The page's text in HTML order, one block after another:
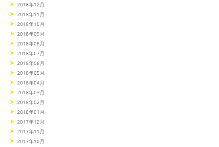
2018年12月
2018年11月
2018年10月
2018年09月
2018年08月
2018年07月
2018年06月
2018年05月
2018年04月
2018年03月
2018年02月
2018年01月
2017年12月
2017年11月
2017年10月